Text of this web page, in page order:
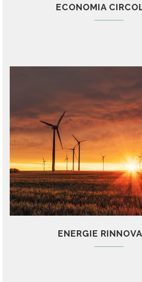
ECONOMIA
ENERGIE